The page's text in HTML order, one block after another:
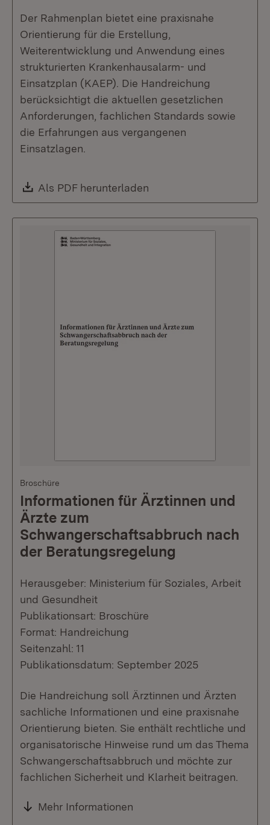
Der Rahmenplan bietet eine praxisnahe
Orientierung für die Erstellung,
Weiterentwicklung und Anwendung eines
strukturierten Krankenhausalarm- und
Einsatzplan (KAEP). Die Handreichung
berücksichtigt die aktuellen gesetzlichen
Anforderungen, fachlichen Standards sowie
die Erfahrungen aus vergangenen
Einsatzlagen.
Download:
Als PDF herunterladen
Broschüre
Informationen für Ärztinnen und
Ärzte zum
Schwangerschaftsabbruch nach
der Beratungsregelung
Herausgeber: Ministerium für Soziales, Arbeit
und Gesundheit
Publikationsart: Broschüre
Format: Handreichung
Seitenzahl: 11
Publikationsdatum: September 2025
Die Handreichung soll Ärztinnen und Ärzten
sachliche Informationen und eine praxisnahe
Orientierung bieten. Sie enthält rechtliche und
organisatorische Hinweise rund um das Thema
Schwangerschaftsabbruch und möchte zur
fachlichen Sicherheit und Klarheit beitragen.
Mehr Informationen